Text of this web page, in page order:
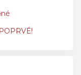
POPRVÉ!